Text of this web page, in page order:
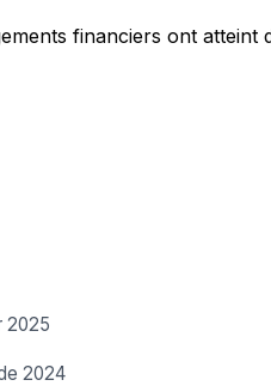
financiers ont
2025
2024